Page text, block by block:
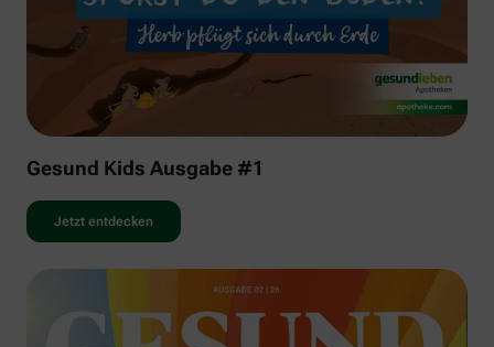
Gesund Kids Ausgabe #1
Jetzt entdecken